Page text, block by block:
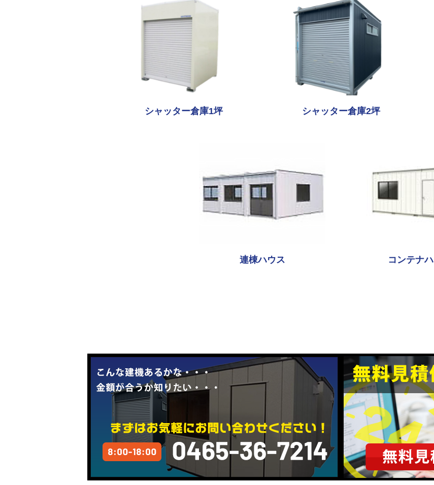
シャッター倉庫1坪 シャッター倉庫2坪
連棟ハウス コンテナ